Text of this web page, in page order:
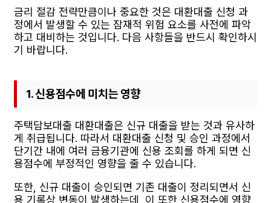
금리 절감 전략만큼이나 중요한 것은 대환대출 신청 과
정에서 발생할 수 있는 잠재적 위험 요소를 사전에 파악
하고 대비하는 것입니다. 다음 사항들을 반드시 확인하시
기 바랍니다.
1. 신용점수에 미치는 영향
주택담보대출 대환대출은 신규 대출을 받는 것과 유사하
게 취급됩니다. 따라서 대환대출 신청 및 승인 과정에서
단기간 내에 여러 금융기관에 신용 조회를 하게 되면 신
용점수에 부정적인 영향을 줄 수 있습니다.
또한, 신규 대출이 승인되면 기존 대출이 정리되면서 신
용 기록상 변동이 발생하는데, 이 또한 신용점수에 영향